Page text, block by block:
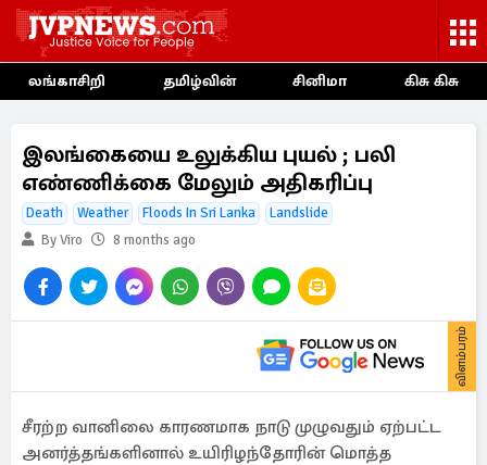
லங்காசிறி தமிழ்வின் சினிமா கிசு கிசு
இலங்கையை உலுக்கிய புயல் ; பலி
எண்ணிக்கை மேலும் அதிகரிப்பு
Death Weather Floods In Sri Lanka
Landslide
By Viro
8 months ago
விளம்பரம்
சீரற்ற வானிலை காரணமாக நாடு முழுவதும் ஏற்பட்ட
அனர்த்தங்களினால் உயிரிழந்தோரின் மொத்த